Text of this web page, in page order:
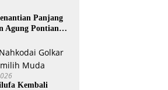
Panjang
Agung Pontianak,
Kembali